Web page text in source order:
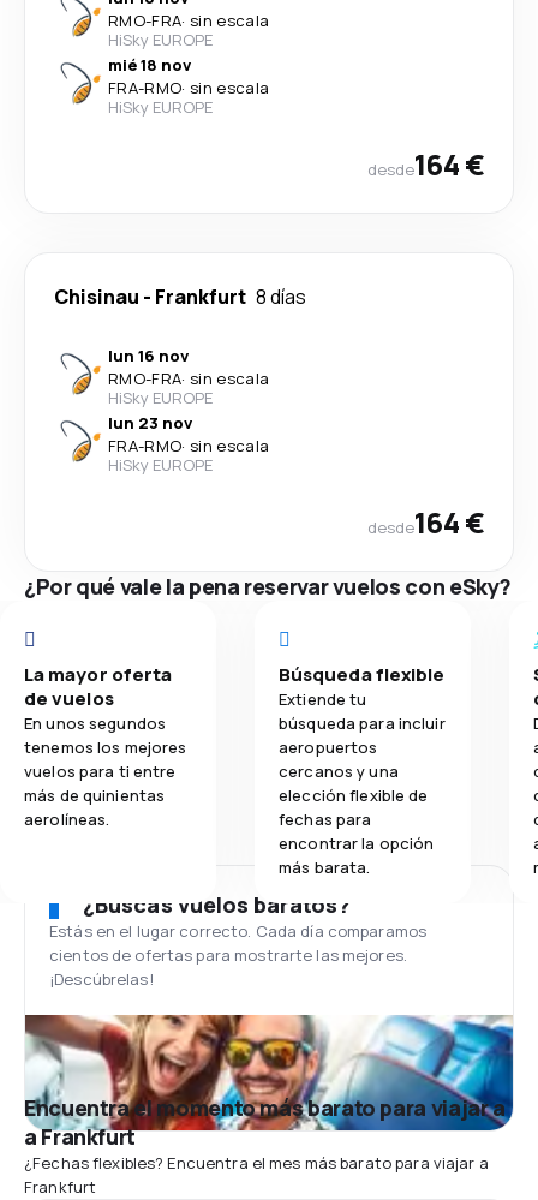
RMO-FRA· sin escala
HiSky EUROPE
mié 18 nov
FRA-RMO· sin escala
HiSky EUROPE
desde164 €
Chisinau - Frankfurt 8 días
lun 16 nov
RMO-FRA· sin escala
HiSky EUROPE
lun 23 nov
FRA-RMO· sin escala
HiSky EUROPE
desde164 €
¿Por qué vale la pena reservar vuelos con eSky?
La mayor oferta
de vuelos
En unos segundos
tenemos los mejores
vuelos para ti entre
más de quinientas
aerolíneas.
Búsqueda flexible
Extiende tu
búsqueda para incluir
aeropuertos
cercanos y una
elección flexible de
fechas para
encontrar la opción
más barata.
¿Buscas vuelos baratos?
Estás en el lugar correcto. Cada día comparamos
cientos de ofertas para mostrarte las mejores.
¡Descúbrelas!
Encuentra el momento más barato para viajar a
a Frankfurt
¿Fechas flexibles? Encuentra el mes más barato para viajar a
Frankfurt